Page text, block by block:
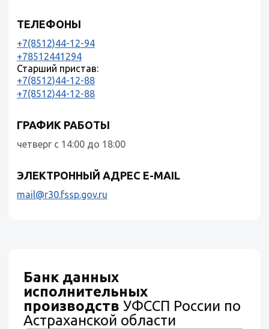
ТЕЛЕФОНЫ
+7(8512)44-12-94
+78512441294
Старший пристав:
+7(8512)44-12-88
+7(8512)44-12-88
ГРАФИК РАБОТЫ
четверг с 14:00 до 18:00
ЭЛЕКТРОННЫЙ АДРЕС E-MAIL
mail@r30.fssp.gov.ru
Банк данных
исполнительных
производств УФССП России по
Астраханской области